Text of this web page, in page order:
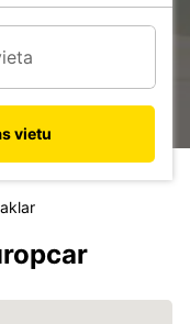
vietu